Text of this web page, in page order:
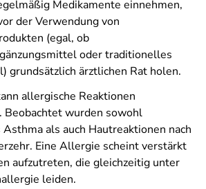
Medikamente einnehmen,
der Verwendung von
(egal, ob
oder traditionelles
grundsätzlich ärztlichen Rat holen.
allergische Reaktionen
Beobachtet wurden sowohl
als auch Hautreaktionen nach
Eine Allergie scheint verstärkt
aufzutreten, die gleichzeitig unter
leiden.